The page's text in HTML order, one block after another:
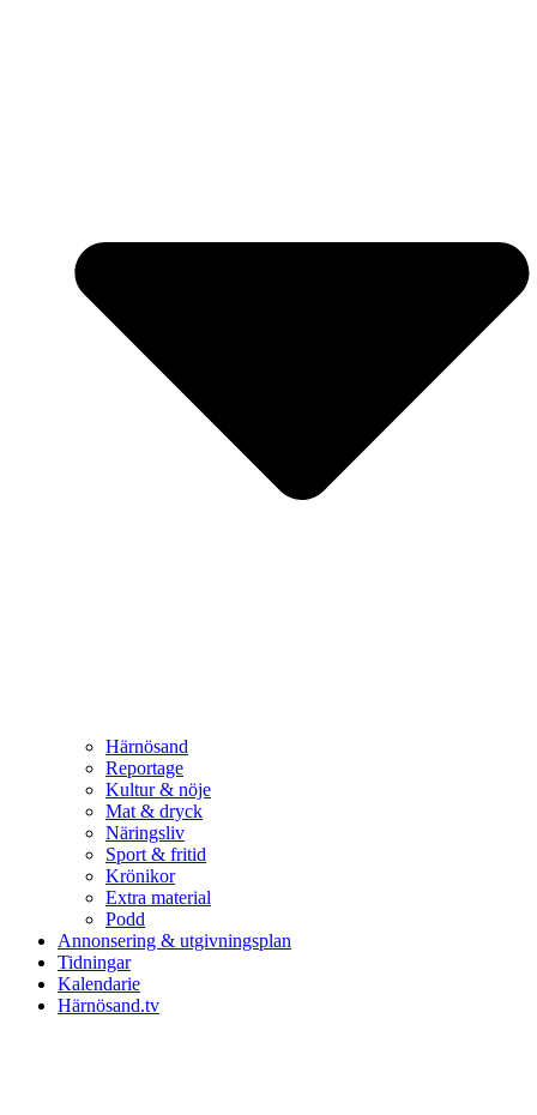
Härnösand
Reportage
Kultur & nöje
Mat & dryck
Näringsliv
Sport & fritid
Krönikor
Extra material
Podd
Annonsering & utgivningsplan
Tidningar
Kalendarie
Härnösand.tv